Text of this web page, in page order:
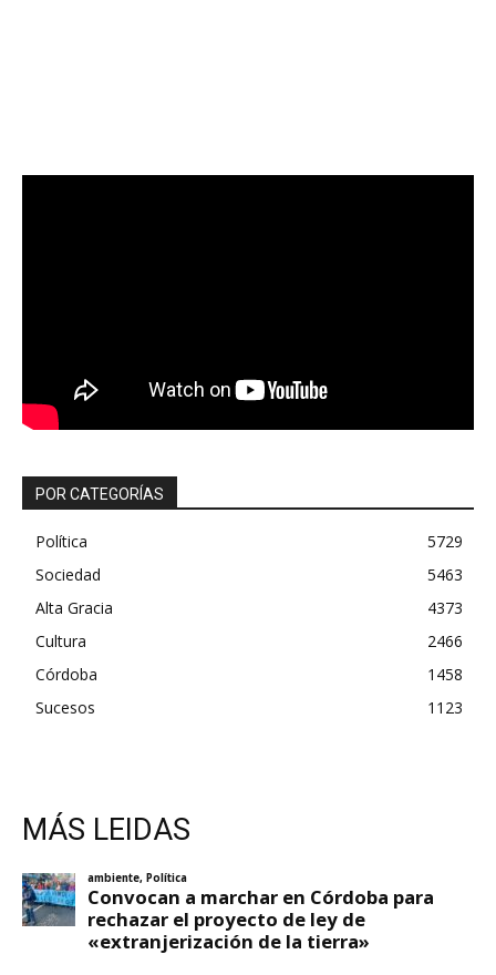
POR CATEGORÍAS
Política
5729
Sociedad
5463
Alta Gracia
4373
Cultura
2466
Córdoba
1458
Sucesos
1123
MÁS LEIDAS